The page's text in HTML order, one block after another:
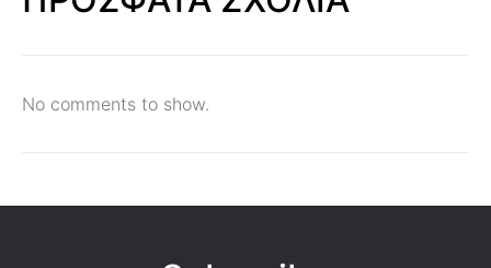
No comments to show.